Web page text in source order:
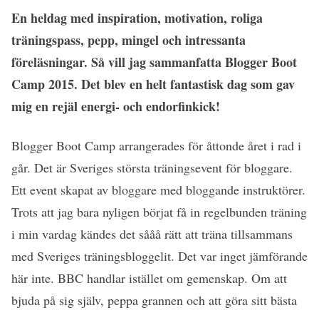
En heldag med inspiration, motivation, roliga
träningspass, pepp, mingel och intressanta
föreläsningar. Så vill jag sammanfatta Blogger Boot
Camp 2015. Det blev en helt fantastisk dag som gav
mig en rejäl energi- och endorfinkick!
Blogger Boot Camp arrangerades för åttonde året i rad i
går. Det är Sveriges största träningsevent för bloggare.
Ett event skapat av bloggare med bloggande instruktörer.
Trots att jag bara nyligen börjat få in regelbunden träning
i min vardag kändes det sååå rätt att träna tillsammans
med Sveriges träningsbloggelit. Det var inget jämförande
här inte. BBC handlar istället om gemenskap. Om att
bjuda på sig själv, peppa grannen och att göra sitt bästa